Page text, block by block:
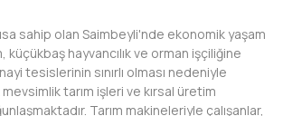
sahip olan Saimbeyli'nde ekonomik yaşam
küçükbaş hayvancılık ve orman işçiliğine
tesislerinin sınırlı olması nedeniyle
tarım işleri ve kırsal üretim
Tarım makineleriyle çalışanlar,